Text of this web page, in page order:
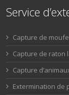
Service
Capture de
Capture de raton
Capture
Extermination de